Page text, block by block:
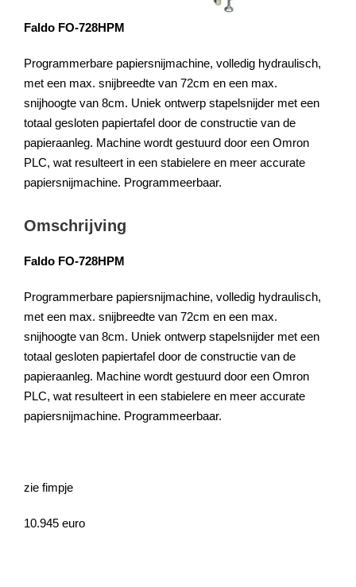
Faldo FO-728HPM
Programmerbare papiersnijmachine, volledig hydraulisch,
met een max. snijbreedte van 72cm en een max.
snijhoogte van 8cm. Uniek ontwerp stapelsnijder met een
totaal gesloten papiertafel door de constructie van de
papieraanleg. Machine wordt gestuurd door een Omron
PLC, wat resulteert in een stabielere en meer accurate
papiersnijmachine. Programmeerbaar.
Omschrijving
Faldo FO-728HPM
Programmerbare papiersnijmachine, volledig hydraulisch,
met een max. snijbreedte van 72cm en een max.
snijhoogte van 8cm. Uniek ontwerp stapelsnijder met een
totaal gesloten papiertafel door de constructie van de
papieraanleg. Machine wordt gestuurd door een Omron
PLC, wat resulteert in een stabielere en meer accurate
papiersnijmachine. Programmeerbaar.
zie fimpje
10.945 euro